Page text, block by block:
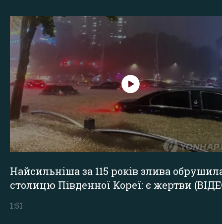
Найсильніша за 115 років злива
столицю Південної Кореї: є жертви
1:51